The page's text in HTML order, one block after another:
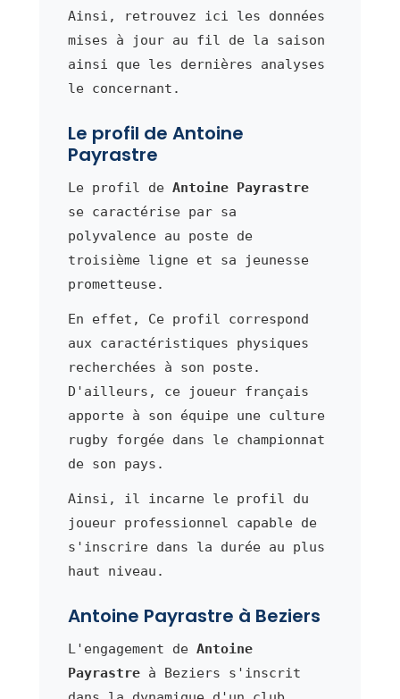
Ainsi, retrouvez ici les données
mises à jour au fil de la saison
ainsi que les dernières analyses
le concernant.
Le profil de Antoine
Payrastre
Le profil de Antoine Payrastre
se caractérise par sa
polyvalence au poste de
troisième ligne et sa jeunesse
prometteuse.
En effet, Ce profil correspond
aux caractéristiques physiques
recherchées à son poste.
D'ailleurs, ce joueur français
apporte à son équipe une culture
rugby forgée dans le championnat
de son pays.
Ainsi, il incarne le profil du
joueur professionnel capable de
s'inscrire dans la durée au plus
haut niveau.
Antoine Payrastre à Beziers
L'engagement de Antoine
Payrastreà Beziers s'inscrit